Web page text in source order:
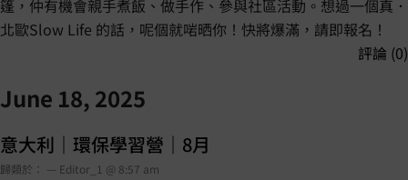
篷，仲有機會親手煮飯、做手作、參與社區活動。想過一個真．
北歐Slow Life 的話，呢個就啱晒你！快將爆滿，請即報名！
評論 (0)
June 18, 2025
意大利｜環保學習營｜8月
歸類於： — Editor_1 @ 8:57 am